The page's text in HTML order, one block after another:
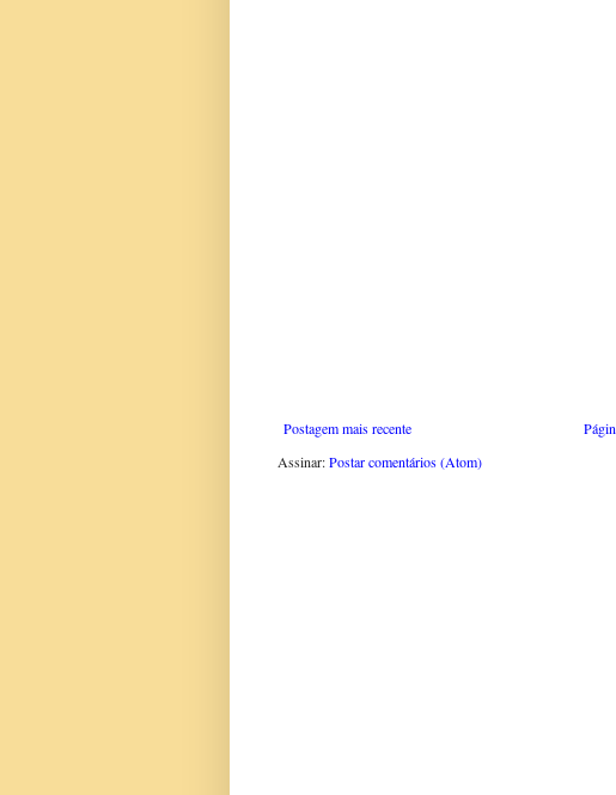
Postagem mais recente
Assinar:Postar comentários (Atom)